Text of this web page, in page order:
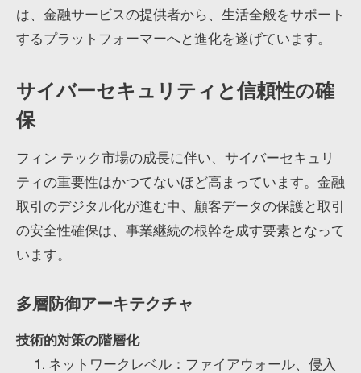
は、金融サービスの提供者から、生活全般をサポート
するプラットフォーマーへと進化を遂げています。
サイバーセキュリティと信頼性の確
保
フィン テック市場の成長に伴い、サイバーセキュリ
ティの重要性はかつてないほど高まっています。金融
取引のデジタル化が進む中、顧客データの保護と取引
の安全性確保は、事業継続の根幹を成す要素となって
います。
多層防御アーキテクチャ
技術的対策の階層化
ネットワークレベル：ファイアウォール、侵入